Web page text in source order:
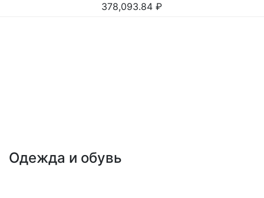
378,093.84 ₽
Одежда и обувь